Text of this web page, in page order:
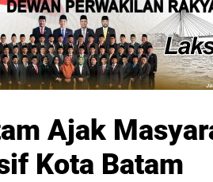
Ajak
Kota Batam